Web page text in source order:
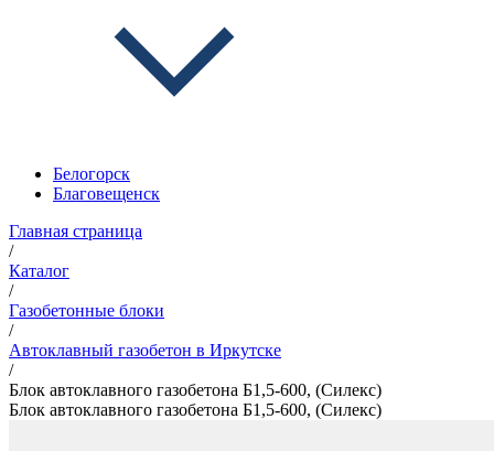
Белогорск
Благовещенск
Главная страница
/
Каталог
/
Газобетонные блоки
/
Автоклавный газобетон в Иркутске
/
Блок автоклавного газобетона Б1,5-600, (Силекс)
Блок автоклавного газобетона Б1,5-600, (Силекс)